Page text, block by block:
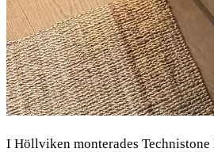
I Höllviken monterades